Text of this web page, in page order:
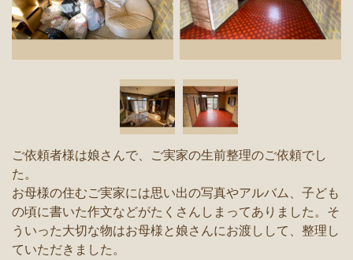
ご依頼者様は娘さんで、ご実家の生前整理のご依頼でし
た。
お母様の住むご実家には思い出の写真やアルバム、子ども
の頃に書いた作文などがたくさんしまってありました。そ
ういった大切な物はお母様と娘さんにお渡しして、整理し
ていただきました。